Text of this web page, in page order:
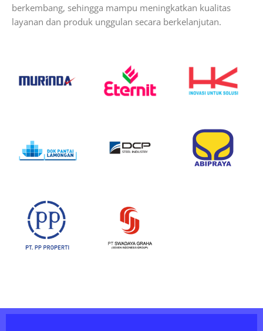
berkembang, sehingga mampu meningkatkan kualitas
layanan dan produk unggulan secara berkelanjutan.